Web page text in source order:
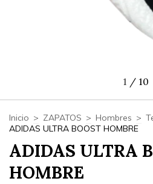
1 / 10
Inicio > ZAPATOS > Hombres >
ADIDAS ULTRA BOOST HOMBRE
ADIDAS ULTRA
HOMBRE